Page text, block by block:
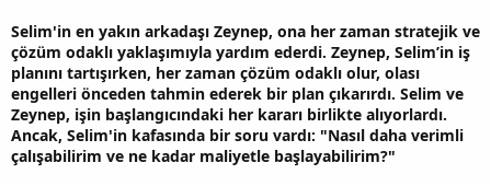
Selim'in en yakın arkadaşı Zeynep, ona her zaman stratejik ve
çözüm odaklı yaklaşımıyla yardım ederdi. Zeynep, Selim’in iş
planını tartışırken, her zaman çözüm odaklı olur, olası
engelleri önceden tahmin ederek bir plan çıkarırdı. Selim ve
Zeynep, işin başlangıcındaki her kararı birlikte alıyorlardı.
Ancak, Selim'in kafasında bir soru vardı: "Nasıl daha verimli
çalışabilirim ve ne kadar maliyetle başlayabilirim?"